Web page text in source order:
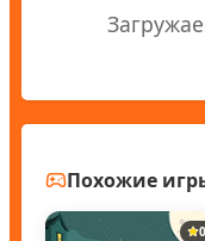
Похожие